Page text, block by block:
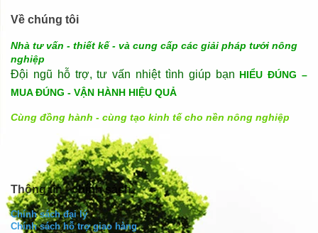
Về chúng tôi
Nhà tư vấn - thiết kế - và cung cấp các giải pháp tưới nông
nghiệp
Đội ngũ hỗ trợ, tư vấn nhiệt tình giúp bạn HIỂU ĐÚNG –
MUA ĐÚNG - VẬN HÀNH HIỆU QUẢ
Cùng đồng hành - cùng tạo kinh tế cho nền nông nghiệp
Thông tin - chính sách
Chính sách đại lý
Chính sách hỗ trợ giao hàng